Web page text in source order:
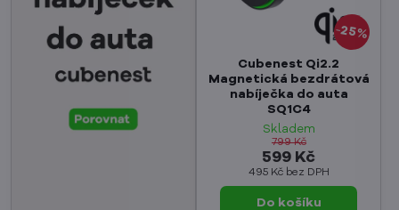
25%
Cubenest Qi2.2
Magnetická bezdrátová
nabíječka do auta
SQ1C4
Skladem
599 Kč
495 Kč bez DPH
799 Kč
Do košíku